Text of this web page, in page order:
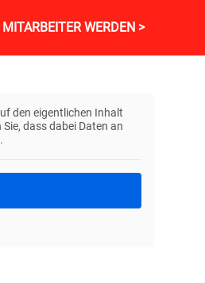
MITARBEITER WERDEN >
den eigentlichen Inhalt
dass dabei Daten an